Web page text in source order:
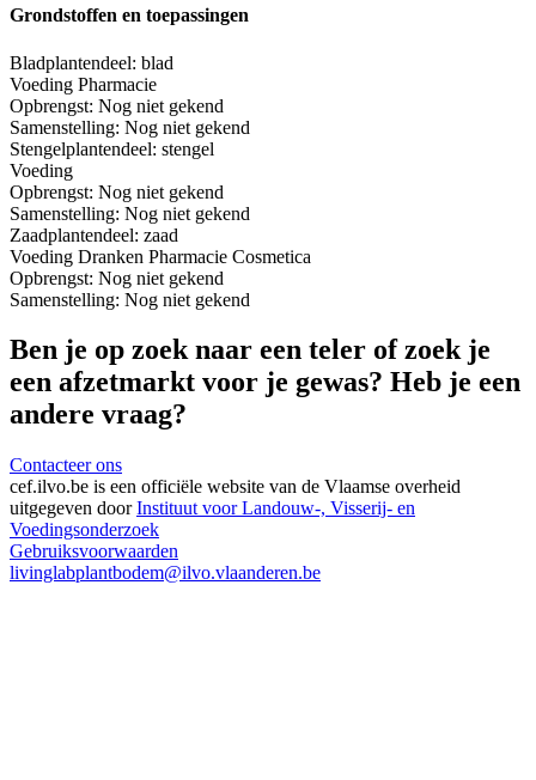
Grondstoffen en toepassingen
Bladplantendeel: blad
Voeding Pharmacie
Opbrengst: Nog niet gekend
Samenstelling: Nog niet gekend
Stengelplantendeel: stengel
Voeding
Opbrengst: Nog niet gekend
Samenstelling: Nog niet gekend
Zaadplantendeel: zaad
Voeding Dranken Pharmacie Cosmetica
Opbrengst: Nog niet gekend
Samenstelling: Nog niet gekend
Ben je op zoek naar een teler of zoek je
een afzetmarkt voor je gewas? Heb je een
andere vraag?
Contacteer ons
cef.ilvo.be is een officiële website van de Vlaamse overheid
uitgegeven doorInstituut voor Landouw-, Visserij- en
Voedingsonderzoek
Gebruiksvoorwaarden
livinglabplantbodem@ilvo.vlaanderen.be